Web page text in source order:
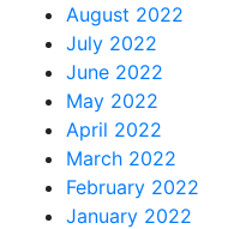
August 2022
July 2022
June 2022
May 2022
April 2022
March 2022
February 2022
January 2022